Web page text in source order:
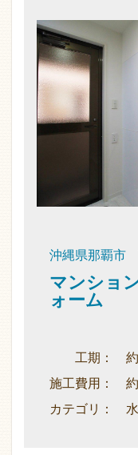
沖縄県那覇市
マンショ
ォーム
工期： 約
施工費用： 約
カテゴリ： 水